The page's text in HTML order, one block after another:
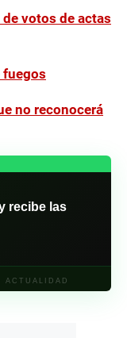
votos de actas
no reconocerá
recibe las
ACTUALIDAD